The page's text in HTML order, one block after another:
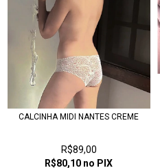
CALCINHA MIDI NANTES CREME
R$89,00
R$80,10 no PIX